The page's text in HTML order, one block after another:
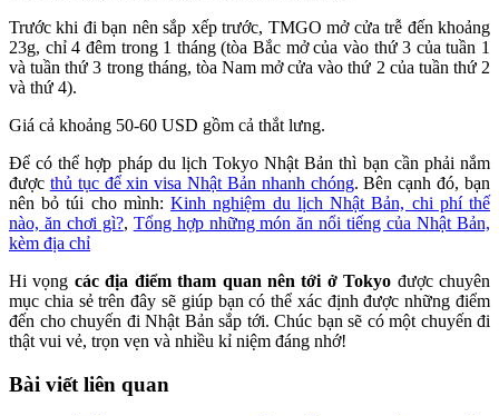
Trước khi đi bạn nên sắp xếp trước, TMGO mở cửa trễ đến khoảng
23g, chỉ 4 đêm trong 1 tháng (tòa Bắc mở của vào thứ 3 của tuần 1
và tuần thứ 3 trong tháng, tòa Nam mở cửa vào thứ 2 của tuần thứ 2
và thứ 4).
Giá cả khoảng 50-60 USD gồm cả thắt lưng.
Để có thể hợp pháp du lịch Tokyo Nhật Bản thì bạn cần phải nắm
được thủ tục để xin visa Nhật Bản nhanh chóng. Bên cạnh đó, bạn
nên bỏ túi cho mình:Kinh nghiệm du lịch Nhật Bản, chi phí thế
nào, ăn chơi gì?, Tổng hợp những món ăn nổi tiếng của Nhật Bản,
kèm địa chỉ
Hi vọng các địa điểm tham quan nên tới ở Tokyo được chuyên
mục chia sẻ trên đây sẽ giúp bạn có thể xác định được những điểm
đến cho chuyến đi Nhật Bản sắp tới. Chúc bạn sẽ có một chuyến đi
thật vui vẻ, trọn vẹn và nhiều kỉ niệm đáng nhớ!
Bài viết liên quan